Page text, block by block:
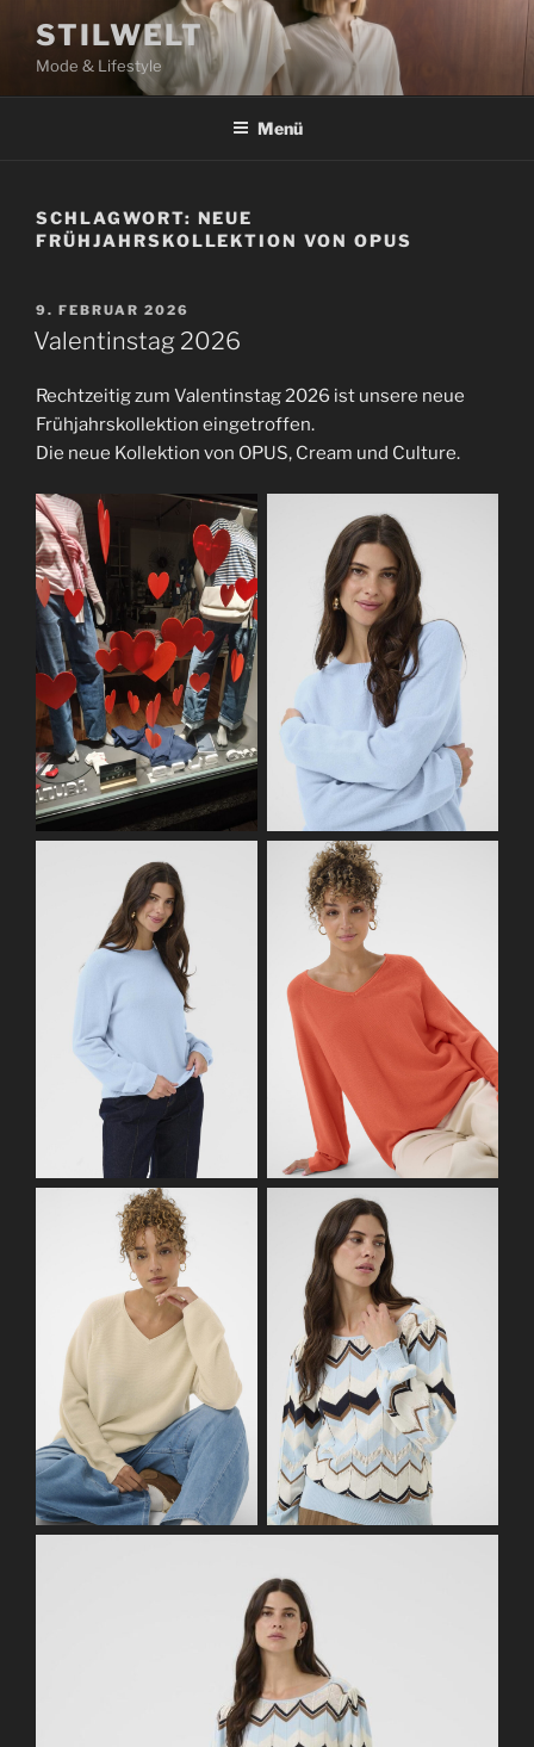
Inhalt
springen
STILWELT
Mode & Lifestyle
Menü
SCHLAGWORT: NEUE
FRÜHJAHRSKOLLEKTION VON OPUS
VERÖFFENTLICHT
AM
9. FEBRUAR 2026
Valentinstag 2026
Rechtzeitig zum Valentinstag 2026 ist unsere neue
Frühjahrskollektion eingetroffen.
Die neue Kollektion von OPUS, Cream und Culture.